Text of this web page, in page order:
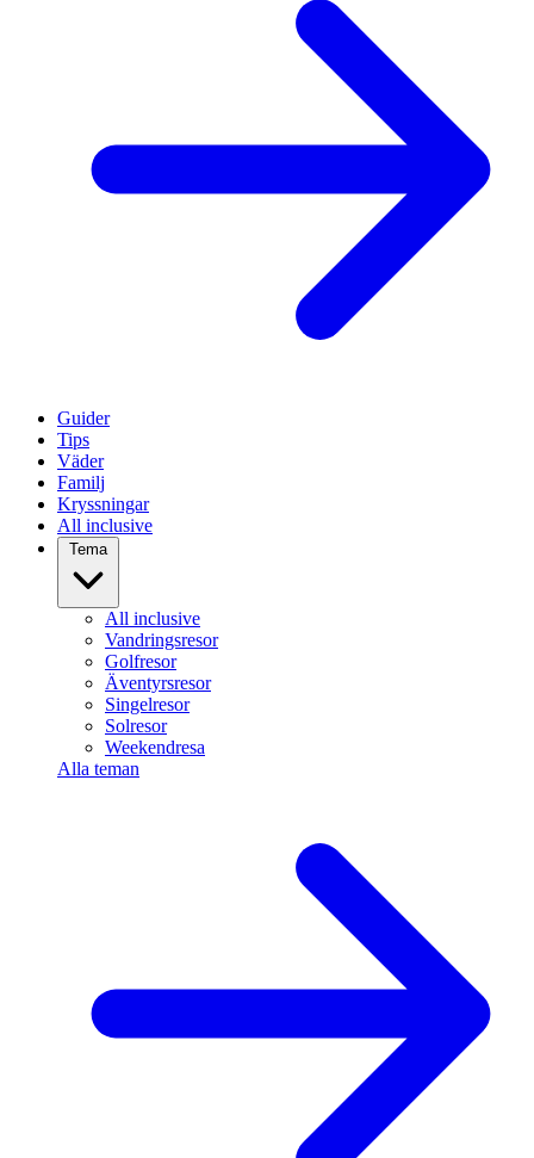
Guider
Tips
Väder
Familj
Kryssningar
All inclusive
Tema
All inclusive
Vandringsresor
Golfresor
Äventyrsresor
Singelresor
Solresor
Weekendresa
Alla teman